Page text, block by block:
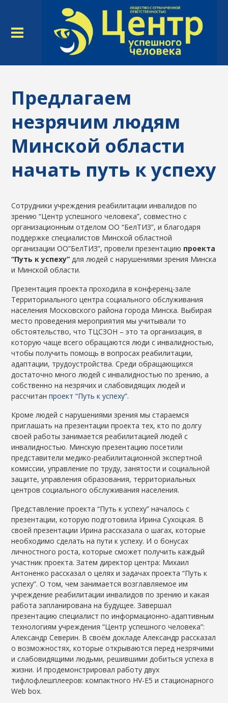
Предлагаем
незрячим людям
Минской области
начать путь к успеху
Сотрудники учреждения реабилитации инвалидов по
зрению “Центр успешного человека”, совместно с
организационным отделом ОО “БелТИЗ”, и благодаря
поддержке специалистов Минской областной
организации ОО”БелТИЗ”, провели презентацию проекта
“Путь к успеху” для людей с нарушениями зрения Минска
и Минской области.
Презентация проекта проходила в конференц-зале
Территориального центра социального обслуживания
населения Московского района города Минска. Выбирая
место проведения мероприятия мы учитывали то
обстоятельство, что ТЦСЗОН – это та организация, в
которую чаще всего обращаются люди с инвалидностью,
чтобы получить помощь в вопросах реабилитации,
адаптации, трудоустройства. Среди обращающихся
достаточно много людей с инвалидностью по зрению, а
собственно на незрячих и слабовидящих людей и
рассчитанпроект “Путь к успеху”.
Кроме людей с нарушениями зрения мы стараемся
приглашать на презентации проекта тех, кто по долгу
своей работы занимается реабилитацией людей с
инвалидностью. Минскую презентацию посетили
представители медико-реабилитационной экспертной
комиссии, управление по труду, занятости и социальной
защите, управления образования, территориальных
центров социального обслуживания населения.
Представление проекта “Путь к успеху” началось с
презентации, которую подготовила Ирина Сухоцкая. В
своей презентации Ирина рассказала о шагах, которые
необходимо сделать на пути к успеху. И о бонусах
личностного роста, которые сможет получить каждый
участник проекта. Затем директор центра: Михаил
Антоненко рассказал о целях и задачах проекта “Путь к
успеху”. О том, чем занимается возглавляемое им
учреждение реабилитации инвалидов по зрению и какая
работа запланирована на будущее. Завершал
презентацию специалист по информационно-адаптивным
технологиям учреждения “Центр успешного человека”:
Александр Северин. В своём докладе Александр рассказал
о возможностях, которые открываются перед незрячими
и слабовидящими людьми, решившими добиться успеха в
жизни. И продемонстрировал работу двух
тифлофлешплееров: компактного HV-E5 и стационарного
Web box.